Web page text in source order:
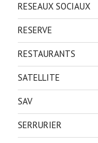
RESEAUX SOCIAUX
RESERVE
RESTAURANTS
SATELLITE
SAV
SERRURIER